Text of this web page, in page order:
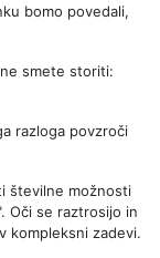
bomo povedali,
smete storiti:
razloga povzroči
številne možnosti
Oči se raztrosijo in
kompleksni zadevi.